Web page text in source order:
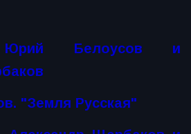
Юрий Белоусов и
"Земля Русская"